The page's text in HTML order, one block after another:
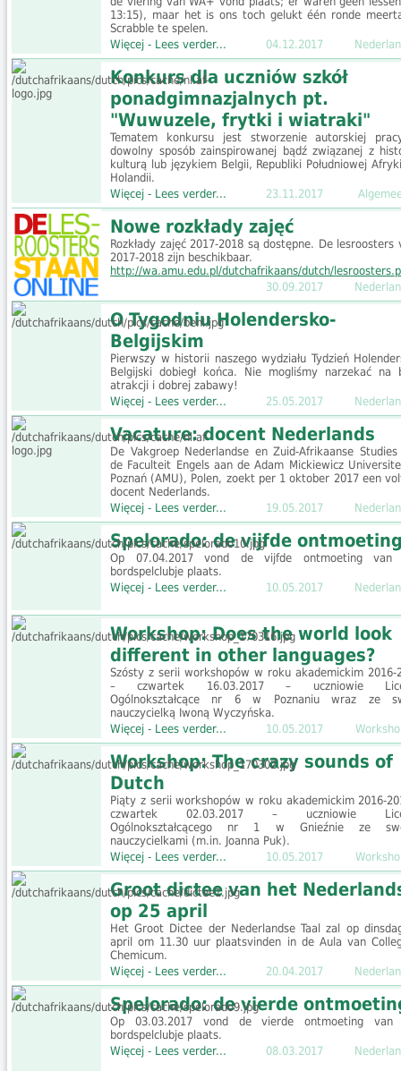
13:15), maar het is ons toch gelukt één ronde
Scrabble te spelen.
Więcej - Lees verder...
04.12.2017
Konkurs dla uczniów szkół
ponadgimnazjalnych pt.
"Wuwuzele, frytki i wiatraki"
Tematem konkursu jest stworzenie autorskiej
dowolny sposób zainspirowanej bądź związanej z
kulturą lub językiem Belgii, Republiki Południowej
Holandii.
Więcej - Lees verder...
23.11.2017
Nowe rozkłady zajęć
Rozkłady zajęć 2017-2018 są dostępne. De lesroosters
2017-2018 zijn beschikbaar.
http://wa.amu.edu.pl/dutchafrikaans/dutch/
30.09.2017
O Tygodniu Holendersko-
Belgijskim
Pierwszy w historii naszego wydziału Tydzień
Belgijski dobiegł końca. Nie mogliśmy narzekać na
atrakcji i dobrej zabawy!
Więcej - Lees verder...
25.05.2017
Vacature: docent Nederlands
De Vakgroep Nederlandse en Zuid-Afrikaanse
de Faculteit Engels aan de Adam Mickiewicz
Poznań (AMU), Polen, zoekt per 1 oktober 2017 een
docent Nederlands.
Więcej - Lees verder...
19.05.2017
Spelorado: de vijfde
Op 07.04.2017 vond de vijfde ontmoeting van
bordspelclubje plaats.
Więcej - Lees verder...
10.05.2017
Workshop: Does the world look
different in other languages?
Szósty z serii workshopów w roku akademickim 2016-
– czwartek 16.03.2017 – uczniowie
Ogólnokształcące nr 6 w Poznaniu wraz ze
nauczycielką Iwoną Wyczyńska.
Więcej - Lees verder...
10.05.2017
Workshop: The crazy sounds of
Dutch
Piąty z serii workshopów w roku akademickim 2016-
czwartek 02.03.2017 – uczniowie
Ogólnokształcącego nr 1 w Gnieźnie ze
nauczycielkami (m.in. Joanna Puk).
Więcej - Lees verder...
10.05.2017
Groot dictee van het
op 25 april
Het Groot Dictee der Nederlandse Taal zal op
april om 11.30 uur plaatsvinden in de Aula van
Chemicum.
Więcej - Lees verder...
20.04.2017
Spelorado: de vierde
Op 03.03.2017 vond de vierde ontmoeting van
bordspelclubje plaats.
Więcej - Lees verder...
08.03.2017